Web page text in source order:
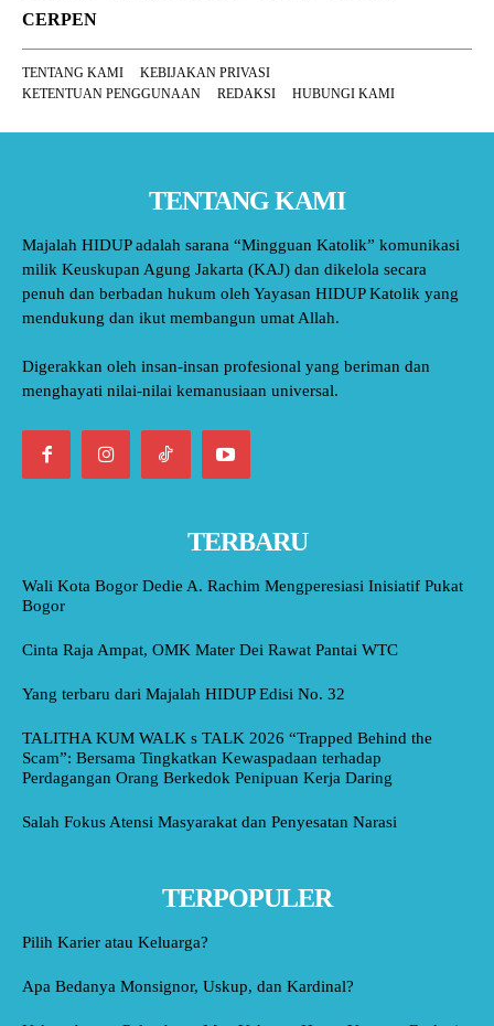
CERPEN
TENTANG KAMI
KEBIJAKAN PRIVASI
KETENTUAN PENGGUNAAN
REDAKSI HUBUNGI KAMI
TENTANG KAMI
Majalah HIDUP adalah sarana “Mingguan Katolik” komunikasi
milik Keuskupan Agung Jakarta (KAJ) dan dikelola secara
penuh dan berbadan hukum oleh Yayasan HIDUP Katolik yang
mendukung dan ikut membangun umat Allah.
Digerakkan oleh insan-insan profesional yang beriman dan
menghayati nilai-nilai kemanusiaan universal.
TERBARU
Wali Kota Bogor Dedie A. Rachim Mengperesiasi Inisiatif Pukat
Bogor
Cinta Raja Ampat, OMK Mater Dei Rawat Pantai WTC
Yang terbaru dari Majalah HIDUP Edisi No. 32
TALITHA KUM WALK s TALK 2026 “Trapped Behind the
Scam”: Bersama Tingkatkan Kewaspadaan terhadap
Perdagangan Orang Berkedok Penipuan Kerja Daring
Salah Fokus Atensi Masyarakat dan Penyesatan Narasi
TERPOPULER
Pilih Karier atau Keluarga?
Apa Bedanya Monsignor, Uskup, dan Kardinal?